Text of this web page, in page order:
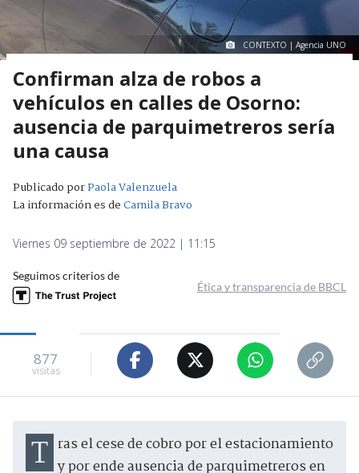
CONTEXTO | Agencia UNO
Confirman alza de robos a
vehículos en calles de Osorno:
ausencia de parquimetreros sería
una causa
Publicado porPaola Valenzuela
La información es deCamila Bravo
Viernes 09 septiembre de 2022 | 11:15
Seguimos criterios de
Ética y transparencia de BBCL
877
visitas
Tras el cese de cobro por el estacionamiento y por ende ausencia de parquimetreros en